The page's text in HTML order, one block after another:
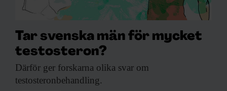
Tar svenska män för mycket
testosteron?
Därför ger forskarna olika svar om
testosteronbehandling.